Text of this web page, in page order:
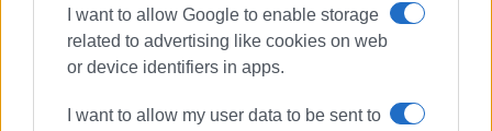
I want to allow Google to enable storage
related to advertising like cookies on web
or device identifiers in apps.
I want to allow my user data to be sent to
Ενδιαφέρεται για το αν είναι λειτουργικός. Αν κάνει την
καθημερινότητά του πιο απλή, πιο γρήγορη και πιο
αξιόπιστη», ανέφερε χαρακτηριστικά, σημειώνοντας
να προχωρήσει στις αναγκαίες αλλαγές, αλλά αν είναι